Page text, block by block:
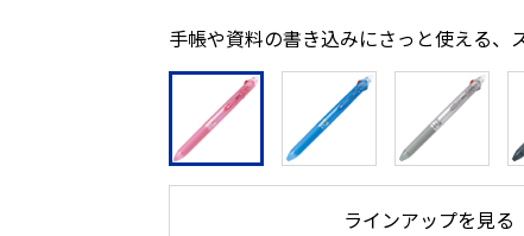
手帳や資料の書き込みにさっと使える、
ラインアップを見る